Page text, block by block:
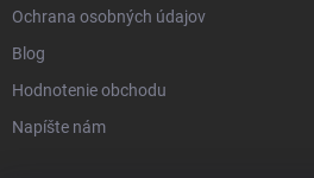
Ochrana osobných údajov
Blog
Hodnotenie obchodu
Napíšte nám